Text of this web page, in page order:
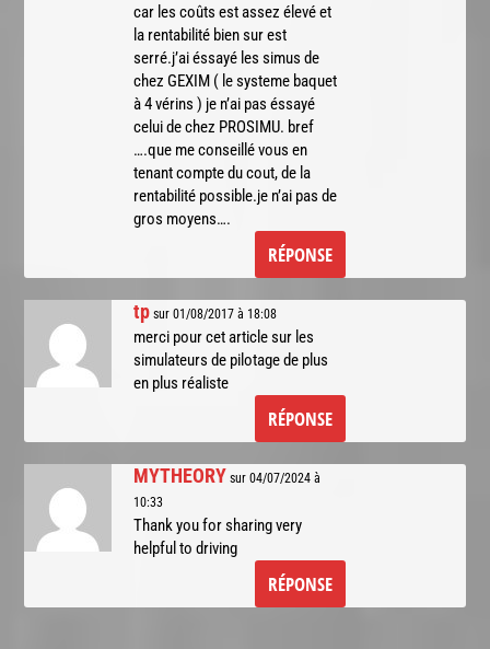
car les coûts est assez élevé et
la rentabilité bien sur est
serré.j’ai éssayé les simus de
chez GEXIM ( le systeme baquet
à 4 vérins ) je n’ai pas éssayé
celui de chez PROSIMU. bref
….que me conseillé vous en
tenant compte du cout, de la
rentabilité possible.je n’ai pas de
gros moyens….
RÉPONSE
tp sur 01/08/2017 à 18:08
merci pour cet article sur les
simulateurs de pilotage de plus
en plus réaliste
RÉPONSE
MYTHEORY sur 04/07/2024 à
10:33
Thank you for sharing very
helpful to driving
RÉPONSE